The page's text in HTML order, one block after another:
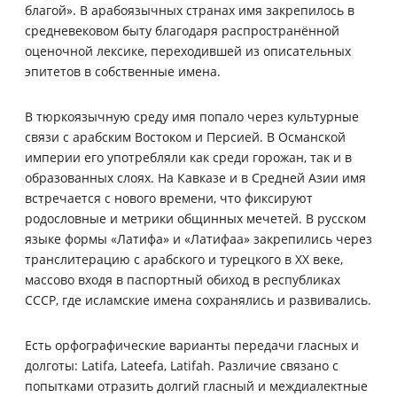
благой». В арабоязычных странах имя закрепилось в
средневековом быту благодаря распространённой
оценочной лексике, переходившей из описательных
эпитетов в собственные имена.
В тюркоязычную среду имя попало через культурные
связи с арабским Востоком и Персией. В Османской
империи его употребляли как среди горожан, так и в
образованных слоях. На Кавказе и в Средней Азии имя
встречается с нового времени, что фиксируют
родословные и метрики общинных мечетей. В русском
языке формы «Латифа» и «Латифаа» закрепились через
транслитерацию с арабского и турецкого в XX веке,
массово входя в паспортный обиход в республиках
СССР, где исламские имена сохранялись и развивались.
Есть орфографические варианты передачи гласных и
долготы: Latifa, Lateefa, Latifah. Различие связано с
попытками отразить долгий гласный и междиалектные